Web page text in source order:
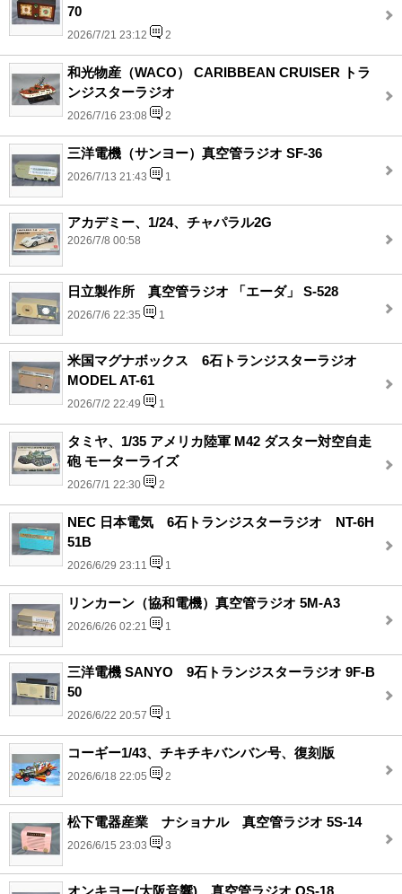
70
2026/7/21 23:12 2
和光物産（WACO） CARIBBEAN CRUISER トラ
ンジスターラジオ
2026/7/16 23:08 2
三洋電機（サンヨー）真空管ラジオ SF-36
2026/7/13 21:43 1
アカデミー、1/24、チャパラル2G
2026/7/8 00:58
日立製作所 真空管ラジオ 「エーダ」 S-528
2026/7/6 22:35 1
米国マグナボックス 6石トランジスターラジオ
MODEL AT-61
2026/7/2 22:49 1
タミヤ、1/35 アメリカ陸軍 M42 ダスター対空自走
砲 モーターライズ
2026/7/1 22:30 2
NEC 日本電気 6石トランジスターラジオ NT-6H
51B
2026/6/29 23:11 1
リンカーン（協和電機）真空管ラジオ 5M-A3
2026/6/26 02:21 1
三洋電機 SANYO 9石トランジスターラジオ 9F-B
50
2026/6/22 20:57 1
コーギー1/43、チキチキバンバン号、復刻版
2026/6/18 22:05 2
松下電器産業 ナショナル 真空管ラジオ 5S-14
2026/6/15 23:03 3
オンキヨー(大阪音響)、真空管ラジオ OS-18